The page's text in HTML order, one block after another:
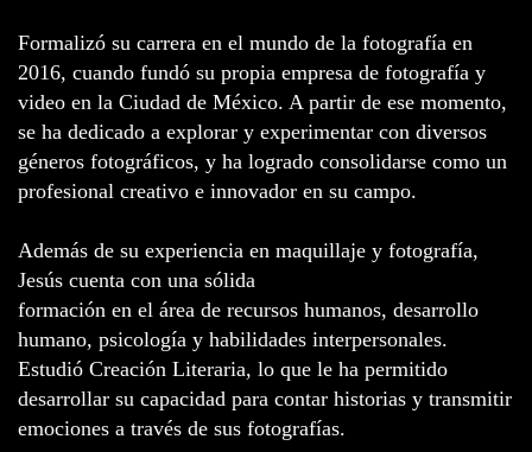
Formalizó su carrera en el mundo de la fotografía en
2016, cuando fundó su propia empresa de fotografía y
video en la Ciudad de México. A partir de ese momento,
se ha dedicado a explorar y experimentar con diversos
géneros fotográficos, y ha logrado consolidarse como un
profesional creativo e innovador en su campo.
Además de su experiencia en maquillaje y fotografía,
Jesús cuenta con una sólida
formación en el área de recursos humanos, desarrollo
humano, psicología y habilidades interpersonales.
Estudió Creación Literaria, lo que le ha permitido
desarrollar su capacidad para contar historias y transmitir
emociones a través de sus fotografías.